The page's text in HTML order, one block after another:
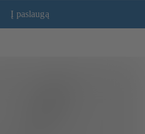
Į paslaugą